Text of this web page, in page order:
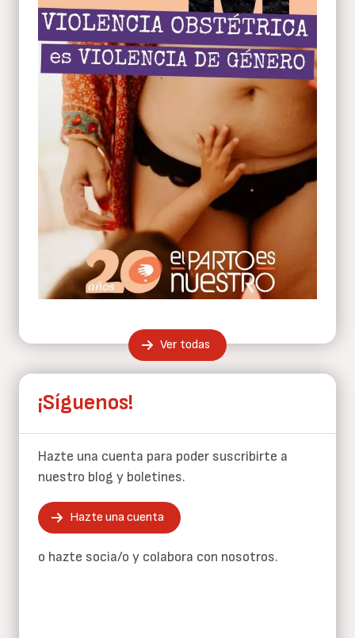
Ver todas
¡Síguenos!
Hazte una cuenta para poder suscribirte a
nuestro blog y boletines.
Hazte una cuenta
o hazte socia/o y colabora con nosotros.